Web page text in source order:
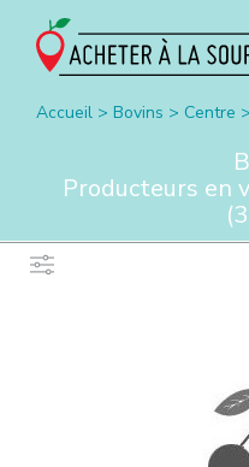
Accueil > Bovins > Centre >
Producteurs en
(